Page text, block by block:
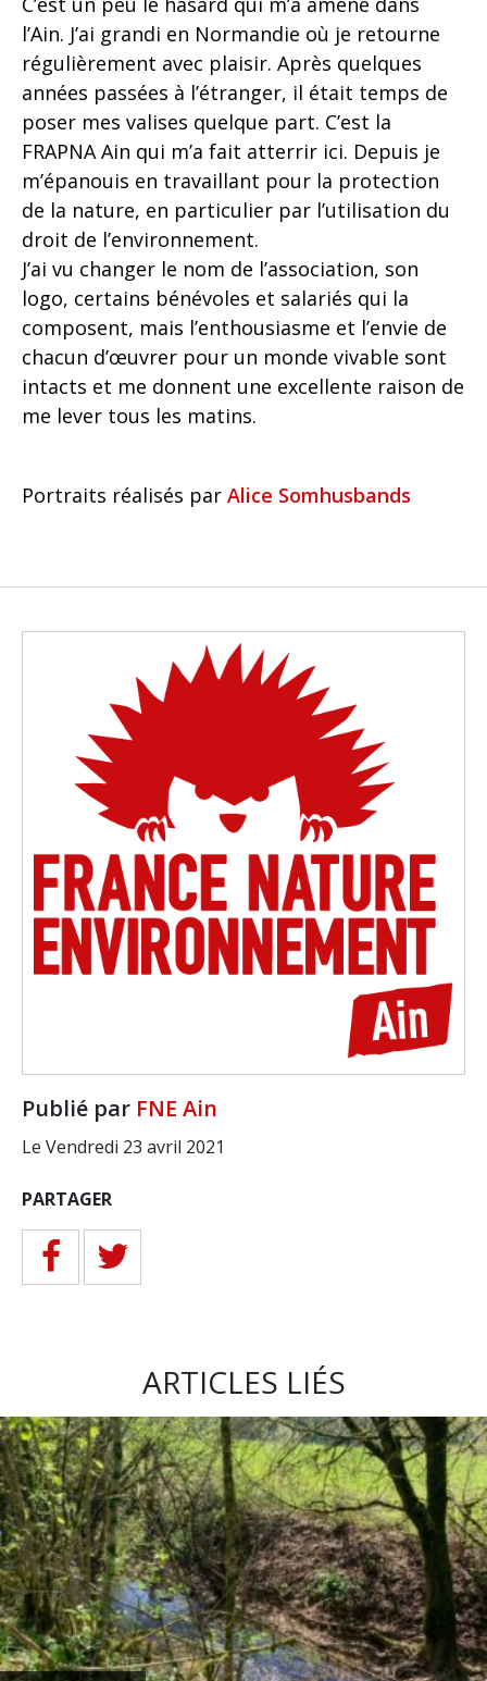
l’Ain. J’ai grandi en Normandie où je retourne
régulièrement avec plaisir. Après quelques
années passées à l’étranger, il était temps de
poser mes valises quelque part. C’est la
FRAPNA Ain qui m’a fait atterrir ici. Depuis je
m’épanouis en travaillant pour la protection
de la nature, en particulier par l’utilisation du
droit de l’environnement.
J’ai vu changer le nom de l’association, son
logo, certains bénévoles et salariés qui la
composent, mais l’enthousiasme et l’envie de
chacun d’œuvrer pour un monde vivable sont
intacts et me donnent une excellente raison de
me lever tous les matins.
Portraits réalisés par Alice Somhusbands
Publié par FNE Ain
Le Vendredi 23 avril 2021
PARTAGER
ARTICLES LIÉS